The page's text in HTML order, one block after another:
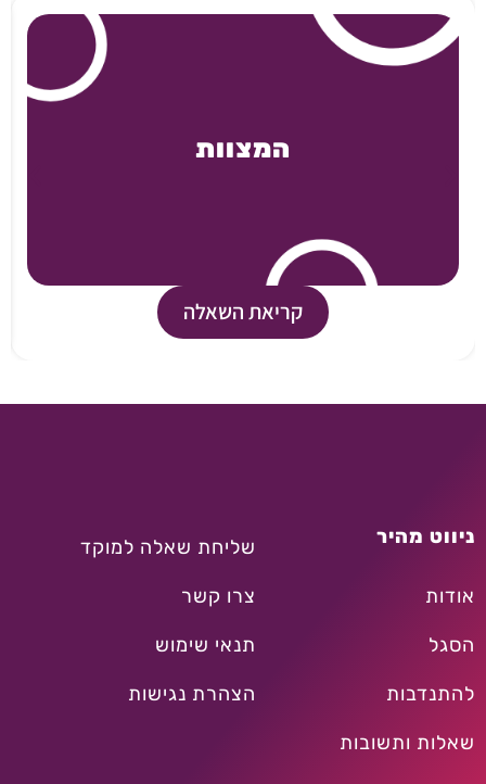
המצוות
קריאת השאלה
ניווט מהיר
אודות
הסגל
להתנדבות
שאלות ותשובות
שליחת שאלה למוקד
צרו קשר
תנאי שימוש
הצהרת נגישות